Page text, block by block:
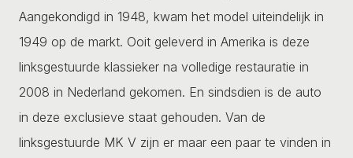
Aangekondigd in 1948, kwam het model uiteindelijk in
1949 op de markt. Ooit geleverd in Amerika is deze
linksgestuurde klassieker na volledige restauratie in
2008 in Nederland gekomen. En sindsdien is de auto
in deze exclusieve staat gehouden. Van de
linksgestuurde MK V zijn er maar een paar te vinden in